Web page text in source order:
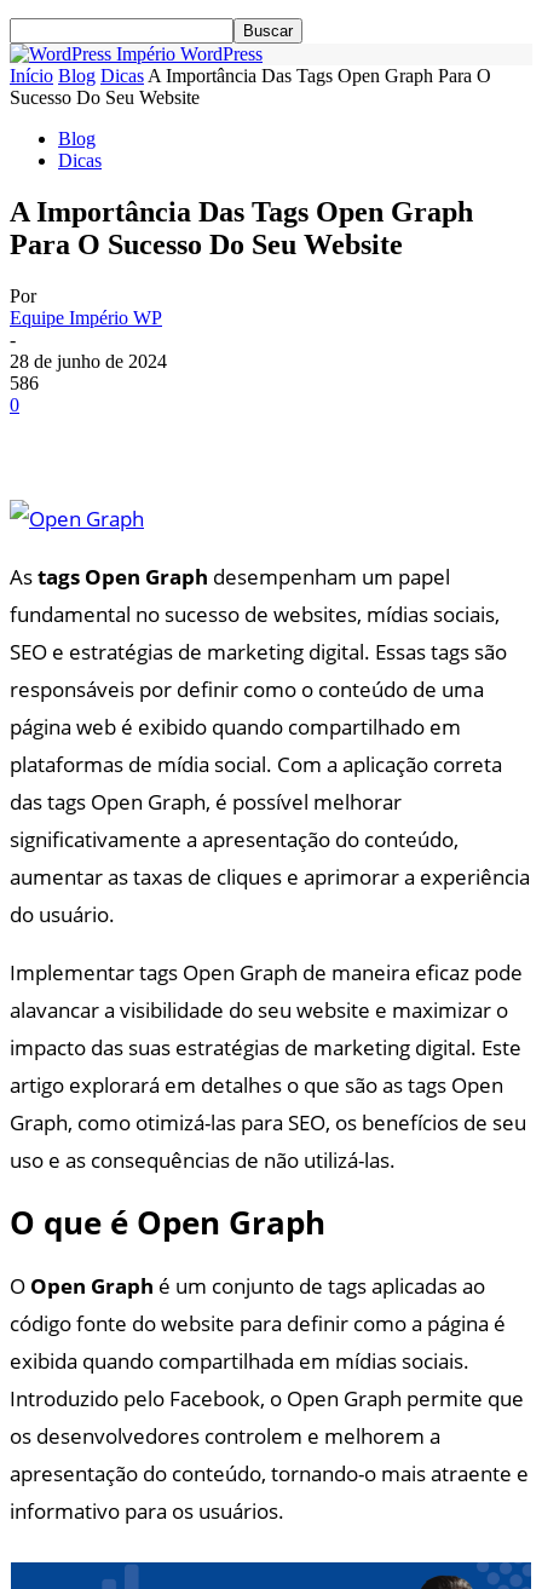
Império WordPress
Início Blog Dicas A Importância Das Tags Open Graph Para O
Sucesso Do Seu Website
Blog
Dicas
A Importância Das Tags Open Graph
Para O Sucesso Do Seu Website
Por
Equipe Império WP
-
28 de junho de 2024
586
0
Astags Open Graph desempenham um papel
fundamental no sucesso de websites, mídias sociais,
SEO e estratégias de marketing digital. Essas tags são
responsáveis por definir como o conteúdo de uma
página web é exibido quando compartilhado em
plataformas de mídia social. Com a aplicação correta
das tags Open Graph, é possível melhorar
significativamente a apresentação do conteúdo,
aumentar as taxas de cliques e aprimorar a experiência
do usuário.
Implementar tags Open Graph de maneira eficaz pode
alavancar a visibilidade do seu website e maximizar o
impacto das suas estratégias de marketing digital. Este
artigo explorará em detalhes o que são as tags Open
Graph, como otimizá-las para SEO, os benefícios de seu
uso e as consequências de não utilizá-las.
O que é Open Graph
O Open Graph é um conjunto de tags aplicadas ao
código fonte do website para definir como a página é
exibida quando compartilhada em mídias sociais.
Introduzido pelo Facebook, o Open Graph permite que
os desenvolvedores controlem e melhorem a
apresentação do conteúdo, tornando-o mais atraente e
informativo para os usuários.